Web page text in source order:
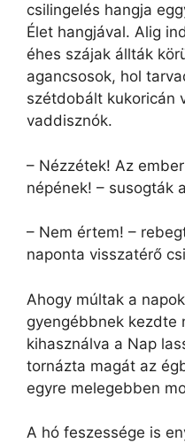
csilingelés hangja
Élet hangjával. Alig
éhes szájak állták
agancsosok, hol
szétdobált kukoricán
vaddisznók.
– Nézzétek! Az
népének! – susogták
– Nem értem! –
naponta visszatérő
Ahogy múltak a
gyengébbnek kezdte
kihasználva a Nap
tornázta magát az
egyre melegebben
A hó feszessége is